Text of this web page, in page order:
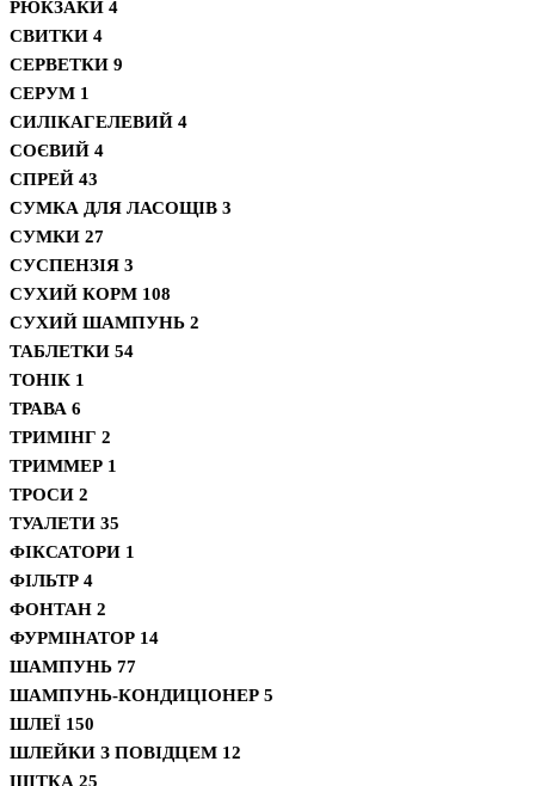
РЮКЗАКИ 4
СВИТКИ 4
СЕРВЕТКИ 9
СЕРУМ 1
СИЛІКАГЕЛЕВИЙ 4
СОЄВИЙ 4
СПРЕЙ 43
СУМКА ДЛЯ ЛАСОЩІВ 3
СУМКИ 27
СУСПЕНЗІЯ 3
СУХИЙ КОРМ 108
СУХИЙ ШАМПУНЬ 2
ТАБЛЕТКИ 54
ТОНІК 1
ТРАВА 6
ТРИМІНГ 2
ТРИММЕР 1
ТРОСИ 2
ТУАЛЕТИ 35
ФІКСАТОРИ 1
ФІЛЬТР 4
ФОНТАН 2
ФУРМІНАТОР 14
ШАМПУНЬ 77
ШАМПУНЬ-КОНДИЦІОНЕР 5
ШЛЕЇ 150
ШЛЕЙКИ З ПОВІДЦЕМ 12
ЩІТКА 25